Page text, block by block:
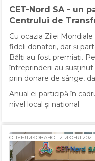
CET-Nord SA - un
Centrului de
Cu ocazia Zilei
fideli donatori, dar și
Bălți au fost premiați.
întreprinderii au
prin donare de sânge,
Anual ei participă în
nivel local și național.
ОПУБЛИКОВАНО: 12 ИЮНЯ 2021